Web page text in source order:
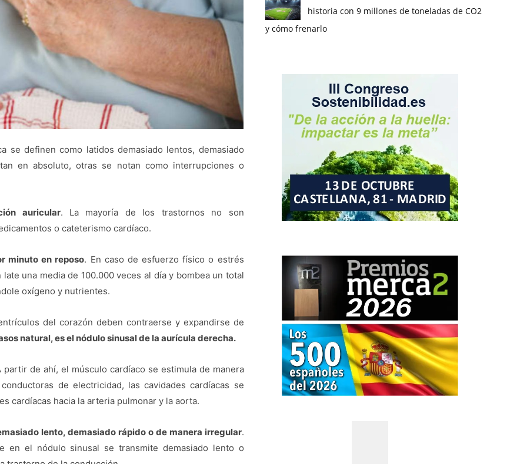
se definen como latidos demasiado lentos, demasiado
en absoluto, otras se notan como interrupciones o
auricular. La mayoría de los trastornos no son
o cateterismo cardíaco.
minuto en reposo. En caso de esfuerzo físico o estrés
una media de 100.000 veces al día y bombea un total
oxígeno y nutrientes.
del corazón deben contraerse y expandirse de
natural, es el nódulo sinusal de la aurícula derecha.
de ahí, el músculo cardíaco se estimula de manera
de electricidad, las cavidades cardíacas se
cardíacas hacia la arteria pulmonar y la aorta.
lento, demasiado rápido o de manera irregular.
en el nódulo sinusal se transmite demasiado lento o
historia con 9 millones de toneladas de CO2
y cómo frenarlo